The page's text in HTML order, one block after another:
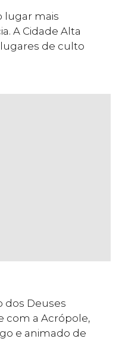
lugar mais
A Cidade Alta
de culto
dos Deuses
com a Acrópole,
e animado de